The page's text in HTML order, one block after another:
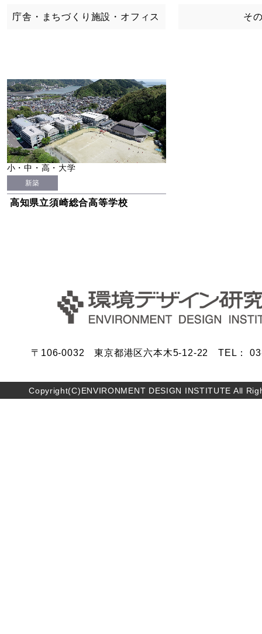
庁舎・まちづくり施設・オフィス そ
小・中・高・大学
新築
高知県立須崎総合高等学校
〒106-0032 東京都港区六本木5-12-22 TEL：
Copyright(C)ENVIRONMENT DESIGN INSTITUTE All